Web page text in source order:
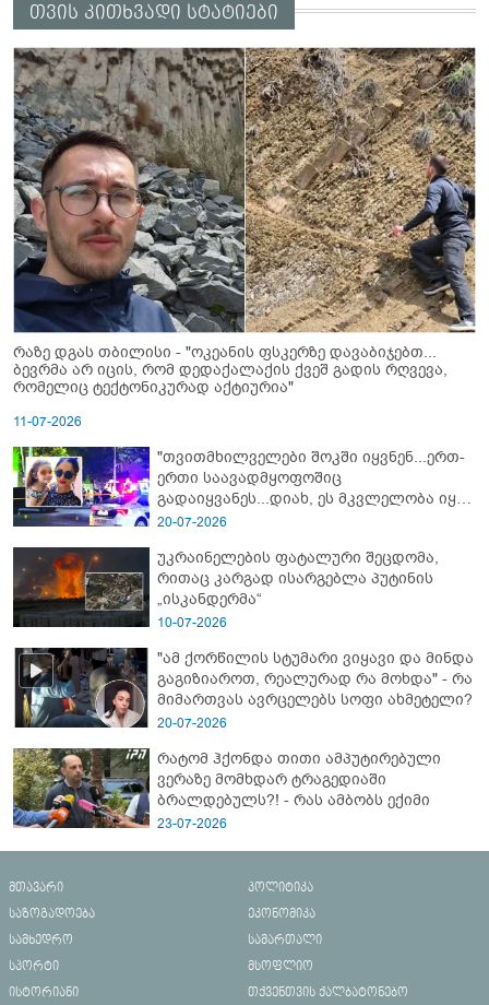
თვის კითხვადი სტატიები
რაზე დგას თბილისი - "ოკეანის ფსკერზე დავაბიჯებთ...
ბევრმა არ იცის, რომ დედაქალაქის ქვეშ გადის რღვევა,
რომელიც ტექტონიკურად აქტიურია"
11-07-2026
"თვითმხილველები შოკში იყვნენ...ერთ-
ერთი საავადმყოფოშიც
გადაიყვანეს...დიახ, ეს მკვლელობა იყო"
- გორში დატრიალებული ტრაგედიის
20-07-2026
უკრაინელების ფატალური შეცდომა,
რითაც კარგად ისარგებლა პუტინის
„ისკანდერმა“
10-07-2026
"ამ ქორწილის სტუმარი ვიყავი და მინდა
გაგიზიაროთ, რეალურად რა მოხდა" - რა
მიმართვას ავრცელებს სოფი ახმეტელი?
20-07-2026
რატომ ჰქონდა თითი ამპუტირებული
ვერაზე მომხდარ ტრაგედიაში
ბრალდებულს?! - რას ამბობს ექიმი
23-07-2026
მთავარი
პოლიტიკა
საზოგადოება
ეკონომიკა
სამხედრო
სამართალი
სპორტი
მსოფლიო
ისტორიანი
თქვენთვის ქალბატონებო